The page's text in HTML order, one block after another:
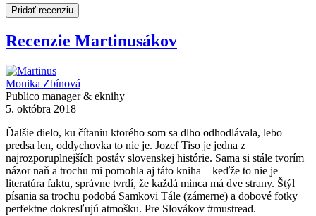
Pridať recenziu
Recenzie Martinusákov
Monika Zbínová
Publico manager & eknihy
5. októbra 2018
Ďalšie dielo, ku čítaniu ktorého som sa dlho odhodlávala, lebo
predsa len, oddychovka to nie je. Jozef Tiso je jedna z
najrozporuplnejších postáv slovenskej histórie. Sama si stále tvorím
názor naň a trochu mi pomohla aj táto kniha – keďže to nie je
literatúra faktu, správne tvrdí, že každá minca má dve strany. Štýl
písania sa trochu podobá Samkovi Tále (zámerne) a dobové fotky
perfektne dokresľujú atmošku. Pre Slovákov #mustread.